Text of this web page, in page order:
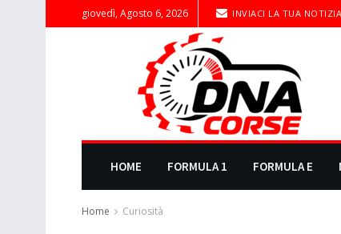
giovedì, Agosto 6, 2026 INVIACI LA TUA NOTIZIA
HOME FORMULA 1 FORMULA E
Home Curiosità